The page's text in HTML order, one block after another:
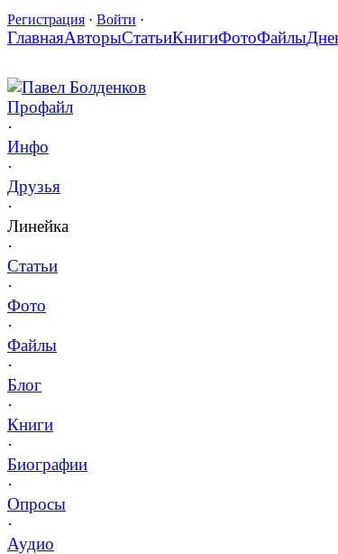
Регистрация · Войти ·
ГлавнаяАвторыСтатьиКнигиФотоФайлы
Павел Болденков
Профайл
·
Инфо
·
Друзья
·
Линейка
·
Статьи
·
Фото
·
Файлы
·
Блог
·
Книги
·
Биографии
·
Опросы
·
Аудио